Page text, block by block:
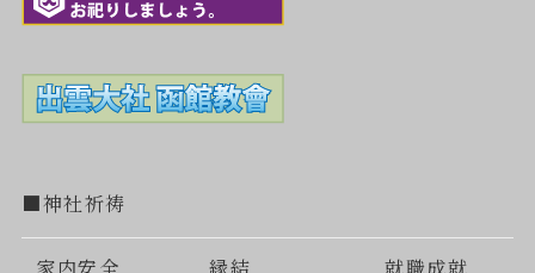
■神社祈祷
家内安全 縁結 就職成就